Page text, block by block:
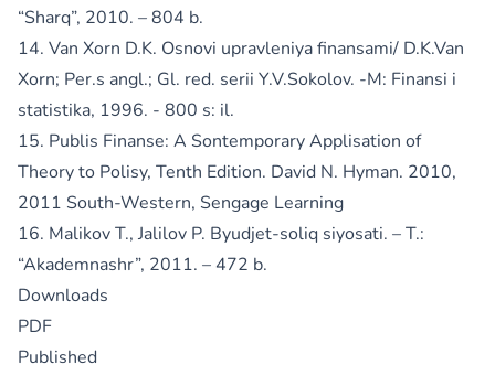
“Sharq”, 2010. – 804 b.
14. Van Xorn D.K. Osnovi upravleniya finansami/ D.K.Van
Xorn; Per.s angl.; Gl. red. serii Y.V.Sokolov. -M: Finansi i
statistika, 1996. - 800 s: il.
15. Publis Finanse: A Sontemporary Applisation of
Theory to Polisy, Tenth Edition. David N. Hyman. 2010,
2011 South-Western, Sengage Learning
16. Malikov T., Jalilov P. Byudjet-soliq siyosati. – T.:
“Akademnashr”, 2011. – 472 b.
Downloads
PDF
Published